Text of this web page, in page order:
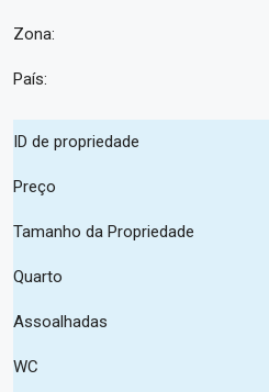
Zona:
País:
ID de propriedade
Preço
Tamanho da Propriedade
Quarto
Assoalhadas
WC